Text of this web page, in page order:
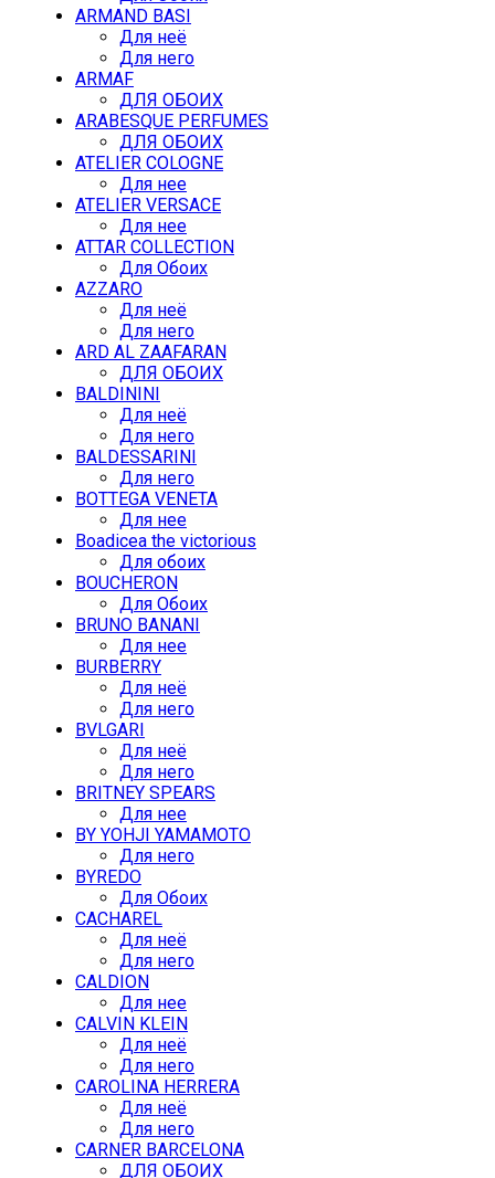
ARMAND BASI
Для неё
Для него
ARMAF
ДЛЯ ОБОИХ
ARABESQUE PERFUMES
ДЛЯ ОБОИХ
ATELIER COLOGNE
Для нее
ATELIER VERSACE
Для нее
ATTAR COLLECTION
Для Обоих
AZZARO
Для неё
Для него
ARD AL ZAAFARAN
ДЛЯ ОБОИХ
BALDININI
Для неё
Для него
BALDESSARINI
Для него
BOTTEGA VENETA
Для нее
Boadicea the victorious
Для обоих
BOUCHERON
Для Обоих
BRUNO BANANI
Для нее
BURBERRY
Для неё
Для него
BVLGARI
Для неё
Для него
BRITNEY SPEARS
Для нее
BY YOHJI YAMAMOTO
Для него
BYREDO
Для Обоих
CACHAREL
Для неё
Для него
CALDION
Для нее
CALVIN KLEIN
Для неё
Для него
CAROLINA HERRERA
Для неё
Для него
CARNER BARCELONA
ДЛЯ ОБОИХ